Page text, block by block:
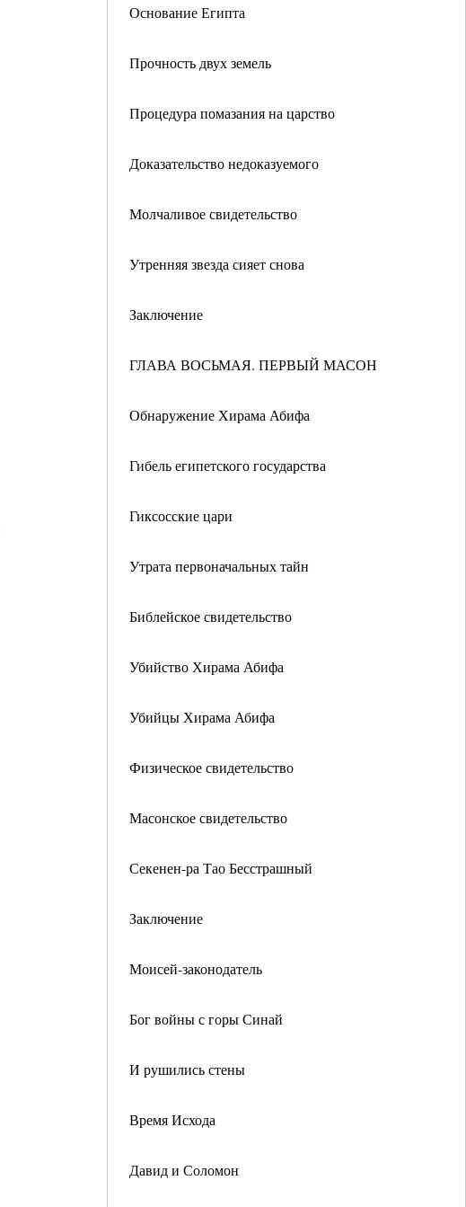
Основание Египта
Прочность двух земель
Процедура помазания на царство
Доказательство недоказуемого
Молчаливое свидетельство
Утренняя звезда сияет снова
Заключение
ГЛАВА ВОСЬМАЯ. ПЕРВЫЙ МАСОН
Обнаружение Хирама Абифа
Гибель египетского государства
Гиксосские цари
Утрата первоначальных тайн
Библейское свидетельство
Убийство Хирама Абифа
Убийцы Хирама Абифа
Физическое свидетельство
Масонское свидетельство
Секенен-ра Тао Бесстрашный
Заключение
Моисей-законодатель
Бог войны с горы Синай
И рушились стены
Время Исхода
Давид и Соломон